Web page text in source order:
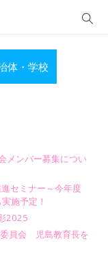
体・学校
メンバー募集につい
セミナー～今年度
施予定！
2025
員会 児島教育長を